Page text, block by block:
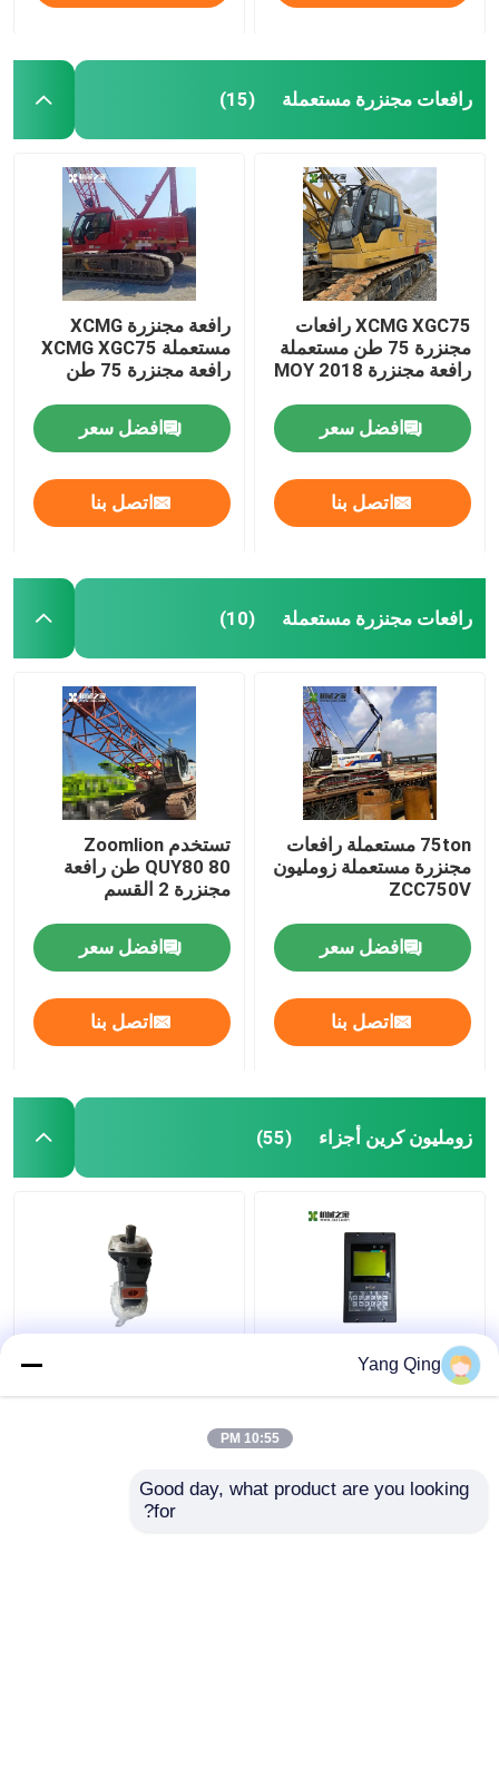
رافعات مجنزرة مستعملة (15)
XCMG XGC75 رافعات
مجنزرة 75 طن مستعملة
رافعة مجنزرة MOY 2018
افضل سعر
اتصل بنا
رافعة مجنزرة XCMG
مستعملة XCMG XGC75
رافعة مجنزرة 75 طن
افضل سعر
اتصل بنا
رافعات مجنزرة مستعملة (10)
75ton مستعملة رافعات
مجنزرة مستعملة زومليون
ZCC750V
افضل سعر
اتصل بنا
تستخدم Zoomlion
QUY80 80 طن رافعة
مجنزرة 2 القسم
افضل سعر
اتصل بنا
زومليون كرين أجزاء (55)
1021500369 أجزاء
رافعة الزومليون الكهربائية
عجلات 1127032003
Yang Qing
10:55 PM
Good day, what product are you looking
for?